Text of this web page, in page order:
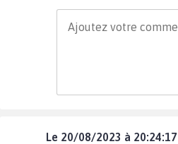
Le 20/08/2023 à 20:24:17